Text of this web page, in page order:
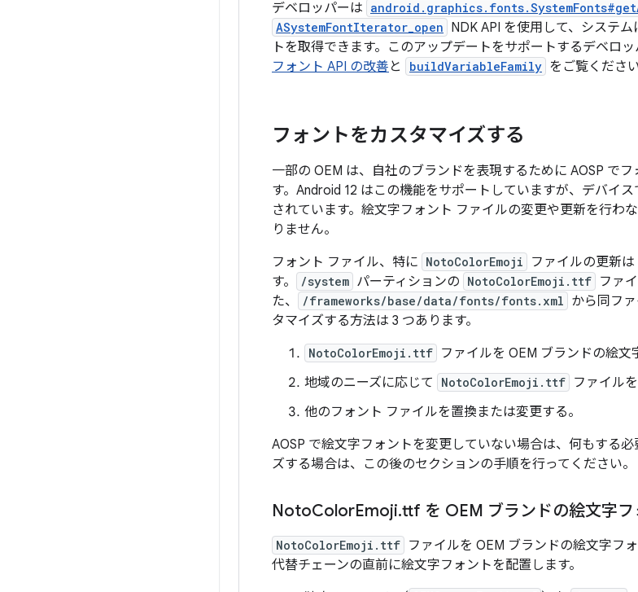
デベロッパーは
ASystemFontIterator_open NDK API を使用して、システ
トを取得できます。このアップデートをサポートするデベロッ
フォント API の改善 と buildVariableFamily をご覧ください
フォントをカスタマイズする
一部の OEM は、自社のブランドを表現するために AOSP で
す。Android 12 はこの機能をサポートしていますが、デバイ
されています。絵文字フォント ファイルの変更や更新を行わ
りません。
フォント ファイル、特に NotoColorEmoji
ファイルの更新
す。
/system パーティションの NotoColorEmoji.ttf ファ
た、
/frameworks/base/data/fonts/fonts.xml から同フ
タマイズする方法は 3 つあります。
NotoColorEmoji.ttf ファイルを OEM ブランドの絵文
地域のニーズに応じて
NotoColorEmoji.ttf ファイル
他のフォント ファイルを置換または変更する。
AOSP で絵文字フォントを変更していない場合は、何もする
ズする場合は、この後のセクションの手順を行ってください。
NotoColorEmoji.ttf を OEM ブランドの絵文字フ
NotoColorEmoji.ttf ファイルを OEM ブランドの絵文字フ
代替チェーンの直前に絵文字フォントを配置します。